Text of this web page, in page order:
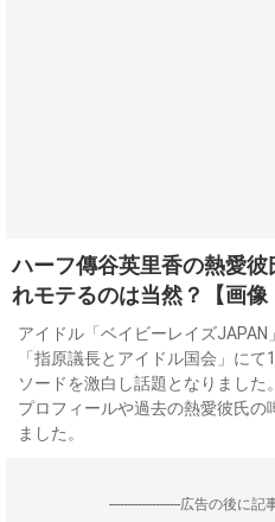
ハーフ傳谷英里香の熱愛
れモテるのは当然？【画像
アイドル「ベイビーレイズ
「指原議長とアイドル国会」に
ソードを激白し話題となりまし
プロフィールや過去の熱愛彼氏
ました。
--------------------広告の後に記